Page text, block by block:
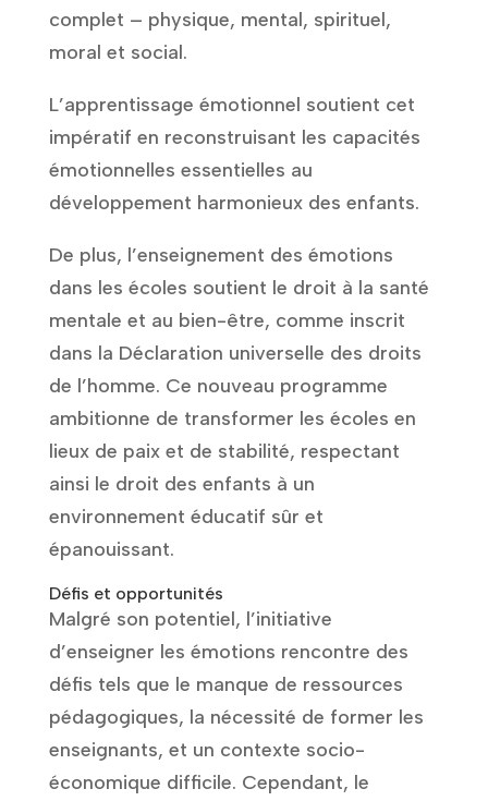
complet – physique, mental, spirituel,
moral et social.
L’apprentissage émotionnel soutient cet
impératif en reconstruisant les capacités
émotionnelles essentielles au
développement harmonieux des enfants.
De plus, l’enseignement des émotions
dans les écoles soutient le droit à la santé
mentale et au bien-être, comme inscrit
dans la Déclaration universelle des droits
de l’homme. Ce nouveau programme
ambitionne de transformer les écoles en
lieux de paix et de stabilité, respectant
ainsi le droit des enfants à un
environnement éducatif sûr et
épanouissant.
Défis et opportunités
Malgré son potentiel, l’initiative
d’enseigner les émotions rencontre des
défis tels que le manque de ressources
pédagogiques, la nécessité de former les
enseignants, et un contexte socio-
économique difficile. Cependant, le